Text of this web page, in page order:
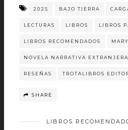
2025 BAJO TIERRA
LECTURAS LIBROS LIBROS
LIBROS RECOMENDADOS
NOVELA NARRATIVA EXTRANJERA
RESEÑAS TROTALIBROS
SHARE
LIBROS